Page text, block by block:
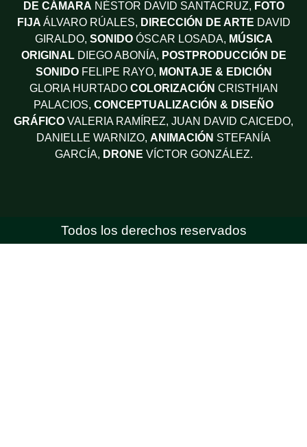
DE CÁMARA NÉSTOR DAVID SANTACRUZ, FOTO
FIJA ÁLVARO RÚALES, DIRECCIÓN DE ARTE DAVID
GIRALDO, SONIDOÓSCAR LOSADA, MÚSICA
ORIGINALDIEGO ABONÍA, POSTPRODUCCIÓN DE
SONIDOFELIPE RAYO, MONTAJE & EDICIÓN
GLORIA HURTADO COLORIZACIÓN CRISTHIAN
PALACIOS, CONCEPTUALIZACIÓN & DISEÑO
GRÁFICO VALERIA RAMÍREZ, JUAN DAVID CAICEDO,
DANIELLE WARNIZO, ANIMACIÓN STEFANÍA
GARCÍA, DRONE VÍCTOR GONZÁLEZ.
Todos los derechos reservados